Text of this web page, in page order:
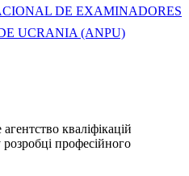
DE EXAMINADORES
UCRANIA (ANPU)
кваліфікацій
професійного